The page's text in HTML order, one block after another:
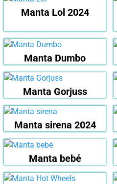
Manta Lol 2024
Manta Dumbo
Manta Gorjuss
Manta sirena 2024
Manta bebé